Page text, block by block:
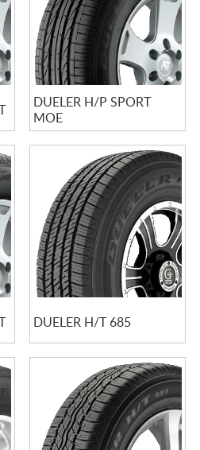
DUELER H/P SPORT
MOE
DUELER H/T 685